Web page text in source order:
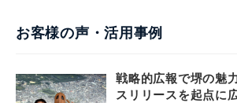
お客様の声・活用事例
戦略的広報で堺の魅
スリリースを起点に